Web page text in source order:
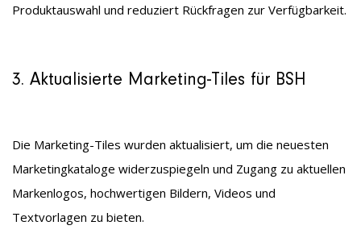
Produktauswahl und reduziert Rückfragen zur Verfügbarkeit.
3. Aktualisierte Marketing-Tiles für BSH
Die Marketing-Tiles wurden aktualisiert, um die neuesten
Marketingkataloge widerzuspiegeln und Zugang zu aktuellen
Markenlogos, hochwertigen Bildern, Videos und
Textvorlagen zu bieten.